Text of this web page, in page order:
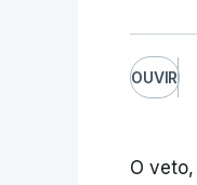
OUVIR
O